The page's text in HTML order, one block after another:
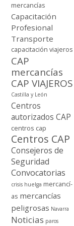
mercancí­as
Capacitación
Profesional
Transporte
capacitación viajeros
CAP
mercancí­as
CAP VIAJEROS
Castilla y León
Centros
autorizados CAP
centros cap
Centros CAP
Consejeros de
Seguridad
Convocatorias
crisis huelga mercancí­
as mercancí­as
peligrosas Navarra
Noticias paros